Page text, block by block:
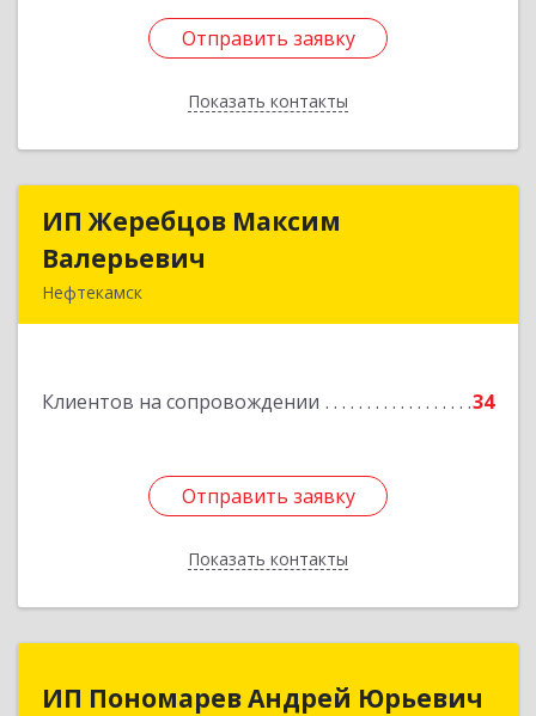
Отправить заявку
Показать контакты
Отправить заявку
Назад
ИП Жеребцов Максим
Валерьевич
Нефтекамск
Клиентов на сопровождении 34
Отправить заявку
Показать контакты
ИП Жеребцов Максим
Подробнее
Отправить заявку
Назад
ИП Пономарев Андрей Юрьевич
ИП Пономарев Андрей Юрьевич